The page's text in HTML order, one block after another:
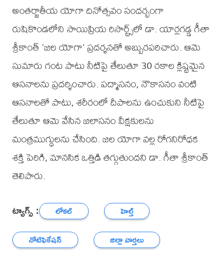
అంతర్జాతీయ యోగా దినోత్సవం సందర్భంగా
రుషికొండలోని సాయిప్రియ రిసార్ట్స్‌లో డా. యార్లగడ్డ గీతా
శ్రీకాంత్ 'జల యోగా' ప్రదర్శనతో అబ్బురపరిచారు. ఆమె
సుమారు గంట పాటు నీటిపై తేలుతూ 30 రకాల క్లిష్టమైన
ఆసనాలను ప్రదర్శించారు. పద్మాసనం, నౌకాసనం వంటి
ఆసనాలతో పాటు, శరీరంలో దీపాలను ఉంచుకుని నీటిపై
తేలుతూ ఆమె వేసిన జలాసనం వీక్షకులను
మంత్రముగ్ధులను చేసింది. జల యోగా వల్ల రోగనిరోధక
శక్తి పెరిగి, మానసిక ఒత్తిడి తగ్గుతుందని డా. గీతా శ్రీకాంత్
తెలిపారు.
ట్యాగ్స్ : లోకల్
హెల్త్
నోటిఫికేషన్
జిల్లా వార్తలు